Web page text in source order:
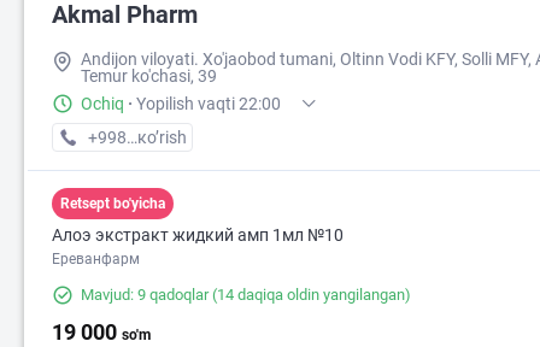
Akmal Pharm
Andijon viloyati. Xo'jaobod tumani, Oltinn Vodi KFY, Solli MFY,
Temur ko'chasi, 39
Ochiq · Yopilish vaqti 22:00
+998 (90) XXX-XX-XX
кo’rish
Retsept bo'yicha
Алоэ экстракт жидкий амп 1мл №10
Ереванфарм
Mavjud: 9 qadoqlar(14 daqiqa oldin yangilangan)
19 000 so'm